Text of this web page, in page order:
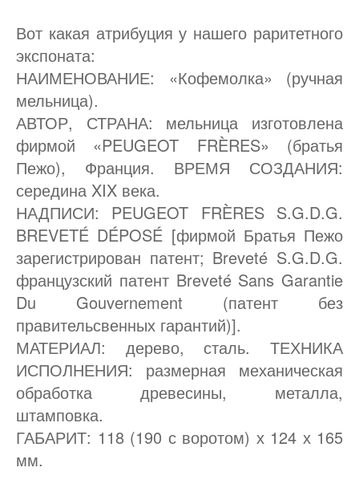
Вот какая атрибуция у нашего раритетного
экспоната:
НАИМЕНОВАНИЕ: «Кофемолка» (ручная
мельница).
АВТОР, СТРАНА: мельница изготовлена
фирмой «PEUGEOT FRÈRES» (братья
Пежо), Франция. ВРЕМЯ СОЗДАНИЯ:
середина XIX века.
НАДПИСИ: PEUGEOT FRÈRES S.G.D.G.
BREVETÉ DÉPOSÉ [фирмой Братья Пежо
зарегистрирован патент; Breveté S.G.D.G.
французский патент Breveté Sans Garantie
Du Gouvernement (патент без
правительсвенных гарантий)].
МАТЕРИАЛ: дерево, сталь. ТЕХНИКА
ИСПОЛНЕНИЯ: размерная механическая
обработка древесины, металла,
штамповка.
ГАБАРИТ: 118 (190 с воротом) х 124 х 165
мм.